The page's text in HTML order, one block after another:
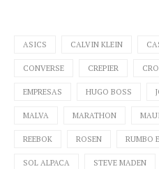
ASICS CALVIN KLEIN
CONVERSE CREPIER
EMPRESAS HUGO BOSS
MALVA MARATHON
REEBOK ROSEN RUMBO
SOL ALPACA STEVE MADEN